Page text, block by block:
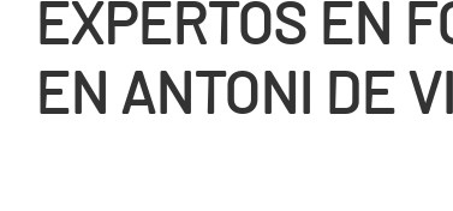
EXPERTOS EN
EN ANTONI DE